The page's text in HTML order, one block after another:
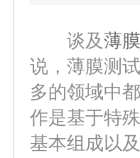
谈及薄
说，薄膜测
多的领域中
作是基于特
基本组成以